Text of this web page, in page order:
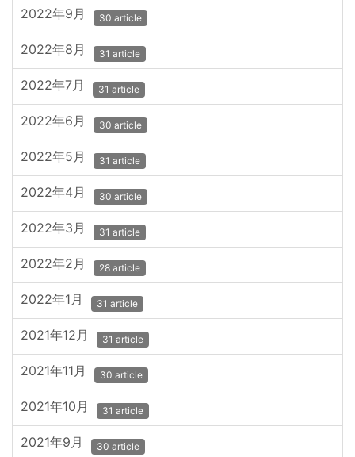
2022年9月 30 article
2022年8月 31 article
2022年7月 31 article
2022年6月 30 article
2022年5月 31 article
2022年4月 30 article
2022年3月 31 article
2022年2月 28 article
2022年1月 31 article
2021年12月 31 article
2021年11月 30 article
2021年10月 31 article
2021年9月 30 article